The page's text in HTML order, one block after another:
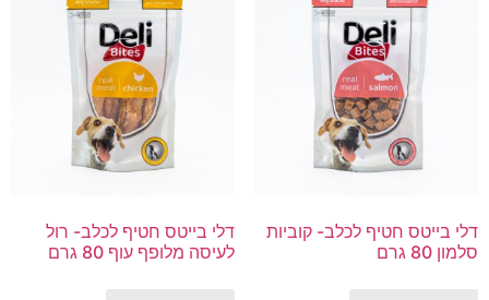
דלי בייטס חטיף לכלב- קוביות
סלמון 80 גרם
דלי בייטס חטיף לכלב- רול
לעיסה מלופף עוף 80 גרם